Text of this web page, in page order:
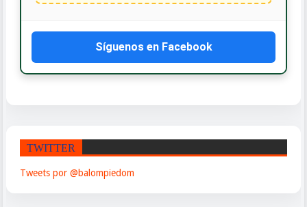
Síguenos en Facebook
TWITTER
Tweets por @balompiedom